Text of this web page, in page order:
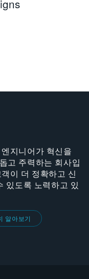
지니어가 혁신을
고 주력하는 회사입
이 더 정확하고 신
있도록 노력하고 있
알아보기